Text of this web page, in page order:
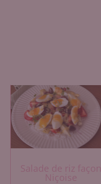
Salade de riz façon
Niçoise